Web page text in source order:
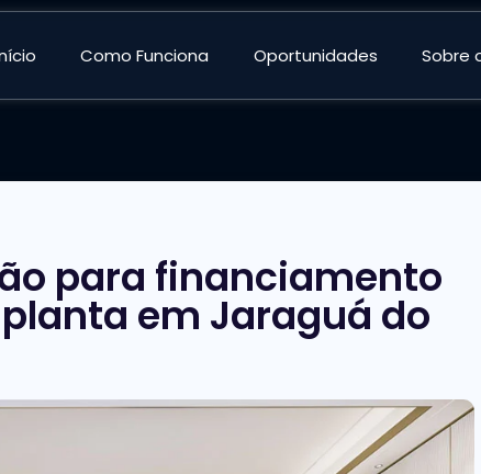
Como Funciona Oportunidades Sobre
para financiamento
em Jaraguá do